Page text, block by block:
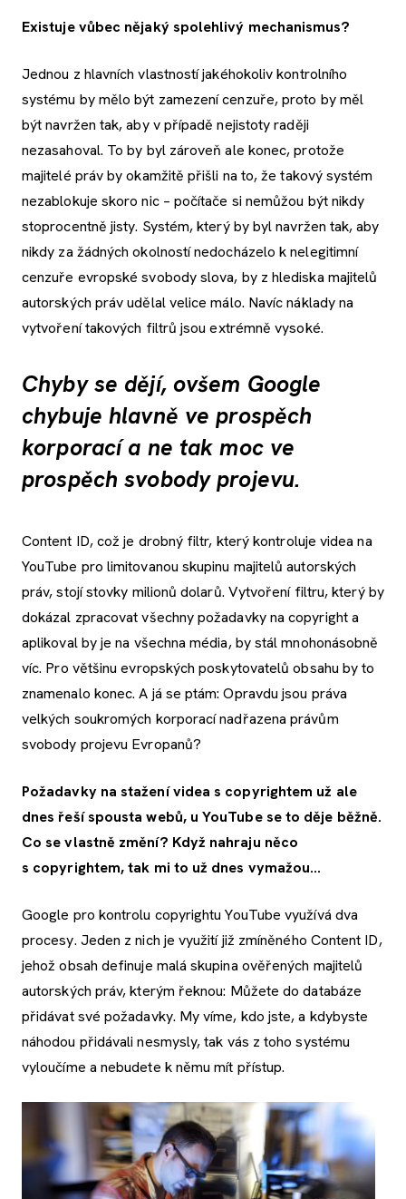
Existuje vůbec nějaký spolehlivý mechanismus?
Jednou z hlavních vlastností jakéhokoliv kontrolního
systému by mělo být zamezení cenzuře, proto by měl
být navržen tak, aby v případě nejistoty raději
nezasahoval. To by byl zároveň ale konec, protože
majitelé práv by okamžitě přišli na to, že takový systém
nezablokuje skoro nic – počítače si nemůžou být nikdy
stoprocentně jisty. Systém, který by byl navržen tak, aby
nikdy za žádných okolností nedocházelo k nelegitimní
cenzuře evropské svobody slova, by z hlediska majitelů
autorských práv udělal velice málo. Navíc náklady na
vytvoření takových filtrů jsou extrémně vysoké.
Chyby se dějí, ovšem Google
chybuje hlavně ve prospěch
korporací a ne tak moc ve
prospěch svobody projevu.
Content ID, což je drobný filtr, který kontroluje videa na
YouTube pro limitovanou skupinu majitelů autorských
práv, stojí stovky milionů dolarů. Vytvoření filtru, který by
dokázal zpracovat všechny požadavky na copyright a
aplikoval by je na všechna média, by stál mnohonásobně
víc. Pro většinu evropských poskytovatelů obsahu by to
znamenalo konec. A já se ptám: Opravdu jsou práva
velkých soukromých korporací nadřazena právům
svobody projevu Evropanů?
Požadavky na stažení videa s copyrightem už ale
dnes řeší spousta webů, u YouTube se to děje běžně.
Co se vlastně změní? Když nahraju něco
s copyrightem, tak mi to už dnes vymažou...
Google pro kontrolu copyrightu YouTube využívá dva
procesy. Jeden z nich je využití již zmíněného Content ID,
jehož obsah definuje malá skupina ověřených majitelů
autorských práv, kterým řeknou: Můžete do databáze
přidávat své požadavky. My víme, kdo jste, a kdybyste
náhodou přidávali nesmysly, tak vás z toho systému
vyloučíme a nebudete k němu mít přístup.